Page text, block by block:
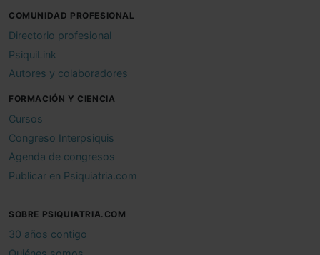
COMUNIDAD PROFESIONAL
Directorio profesional
PsiquiLink
Autores y colaboradores
FORMACIÓN Y CIENCIA
Cursos
Congreso Interpsiquis
Agenda de congresos
Publicar en Psiquiatria.com
SOBRE PSIQUIATRIA.COM
30 años contigo